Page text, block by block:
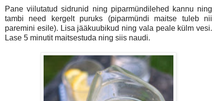
Pane viilutatud sidrunid ning piparmündilehed kannu ning
tambi need kergelt puruks (piparmündi maitse tuleb nii
paremini esile). Lisa jääkuubikud ning vala peale külm vesi.
Lase 5 minutit maitsestuda ning siis naudi.